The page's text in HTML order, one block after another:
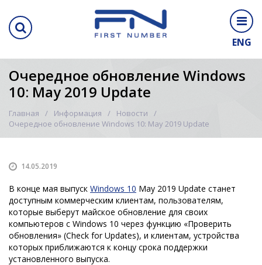
ENG
Очередное обновление Windows
10: May 2019 Update
Главная Информация
Новости
Очередное обновление Windows 10: May 2019 Update
14.05.2019
В конце мая выпуск Windows 10 May 2019 Update станет
доступным коммерческим клиентам, пользователям,
которые выберут майское обновление для своих
компьютеров с Windows 10 через функцию «Проверить
обновления» (Check for Updates), и клиентам, устройства
которых приближаются к концу срока поддержки
установленного выпуска.